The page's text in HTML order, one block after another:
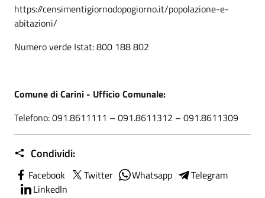
https://censimentigiornodopogiorno.it/popolazione-e-
abitazioni/
Numero verde Istat: 800 188 802
Comune di Carini - Ufficio Comunale:
Telefono: 091.8611111 – 091.8611312 – 091.8611309
Condividi:
Facebook Twitter Whatsapp
Telegram
LinkedIn